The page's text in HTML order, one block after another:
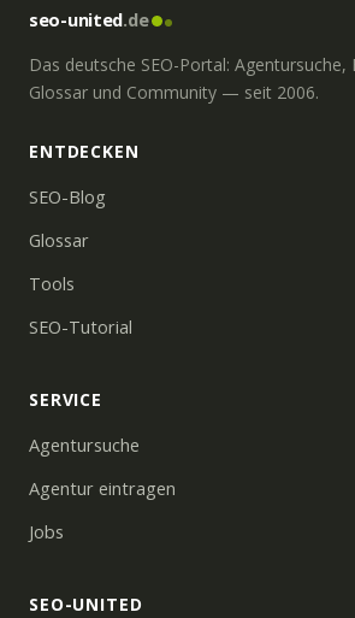
seo-united.de
Das deutsche SEO-Portal:
Glossar und Community — seit 2006.
ENTDECKEN
SEO-Blog
Glossar
Tools
SEO-Tutorial
SERVICE
Agentursuche
Agentur eintragen
Jobs
SEO-UNITED